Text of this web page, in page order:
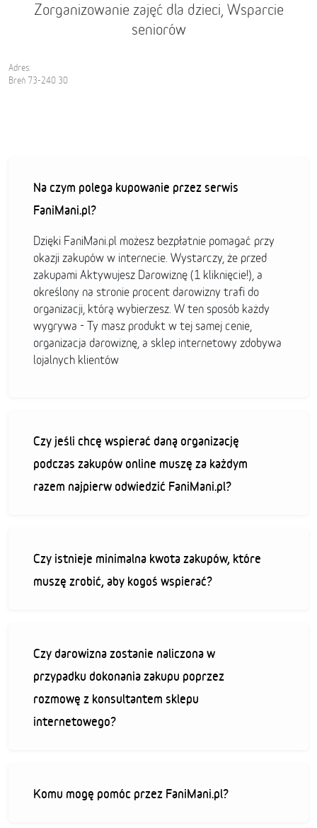
Zorganizowanie zajęć dla dzieci, Wsparcie
seniorów
Adres:
Breń 73-240 30
Na czym polega kupowanie przez serwis
FaniMani.pl?
Dzięki FaniMani.pl możesz bezpłatnie pomagać przy
okazji zakupów w internecie. Wystarczy, że przed
zakupami Aktywujesz Darowiznę (1 kliknięcie!), a
określony na stronie procent darowizny trafi do
organizacji, którą wybierzesz. W ten sposób każdy
wygrywa - Ty masz produkt w tej samej cenie,
organizacja darowiznę, a sklep internetowy zdobywa
lojalnych klientów
Czy jeśli chcę wspierać daną organizację
podczas zakupów online muszę za każdym
razem najpierw odwiedzić FaniMani.pl?
Czy istnieje minimalna kwota zakupów, które
muszę zrobić, aby kogoś wspierać?
Czy darowizna zostanie naliczona w
przypadku dokonania zakupu poprzez
rozmowę z konsultantem sklepu
internetowego?
Komu mogę pomóc przez FaniMani.pl?